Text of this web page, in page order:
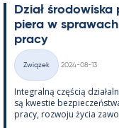
Dział
piera w
pracy
Kategorie
Związek
2024-08-13
In­te­gralną częścią
są kwes­tie
pracy, rozwoju życia